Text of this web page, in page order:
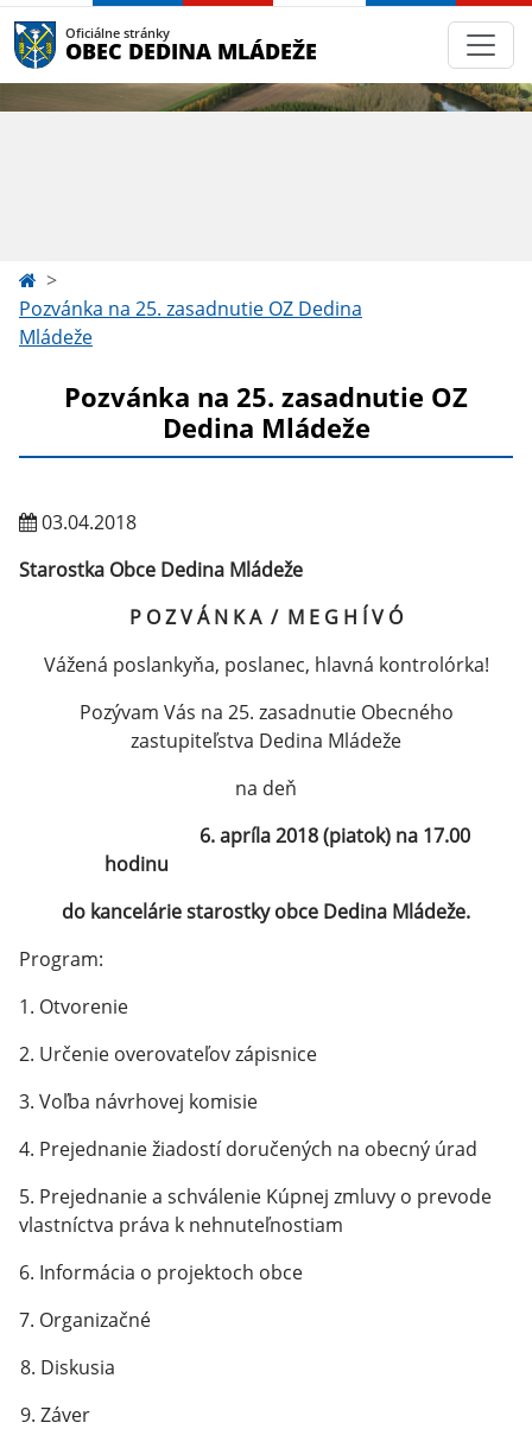
Oficiálne stránky
OBEC DEDINA MLÁDEŽE
Pozvánka na 25. zasadnutie OZ Dedina
Mládeže
Pozvánka na 25. zasadnutie OZ
Dedina Mládeže
03.04.2018
Starostka Obce Dedina Mládeže
P O Z V Á N K A / M E G H Í V Ó
Vážená poslankyňa, poslanec, hlavná kontrolórka!
Pozývam Vás na 25. zasadnutie Obecného
zastupiteľstva Dedina Mládeže
na deň
6. apríla 2018 (piatok) na 17.00
hodinu
do kancelárie starostky obce Dedina Mládeže.
Program:
1. Otvorenie
2. Určenie overovateľov zápisnice
3. Voľba návrhovej komisie
4. Prejednanie žiadostí doručených na obecný úrad
5. Prejednanie a schválenie Kúpnej zmluvy o prevode
vlastníctva práva k nehnuteľnostiam
6. Informácia o projektoch obce
7. Organizačné
Diskusia
Záver